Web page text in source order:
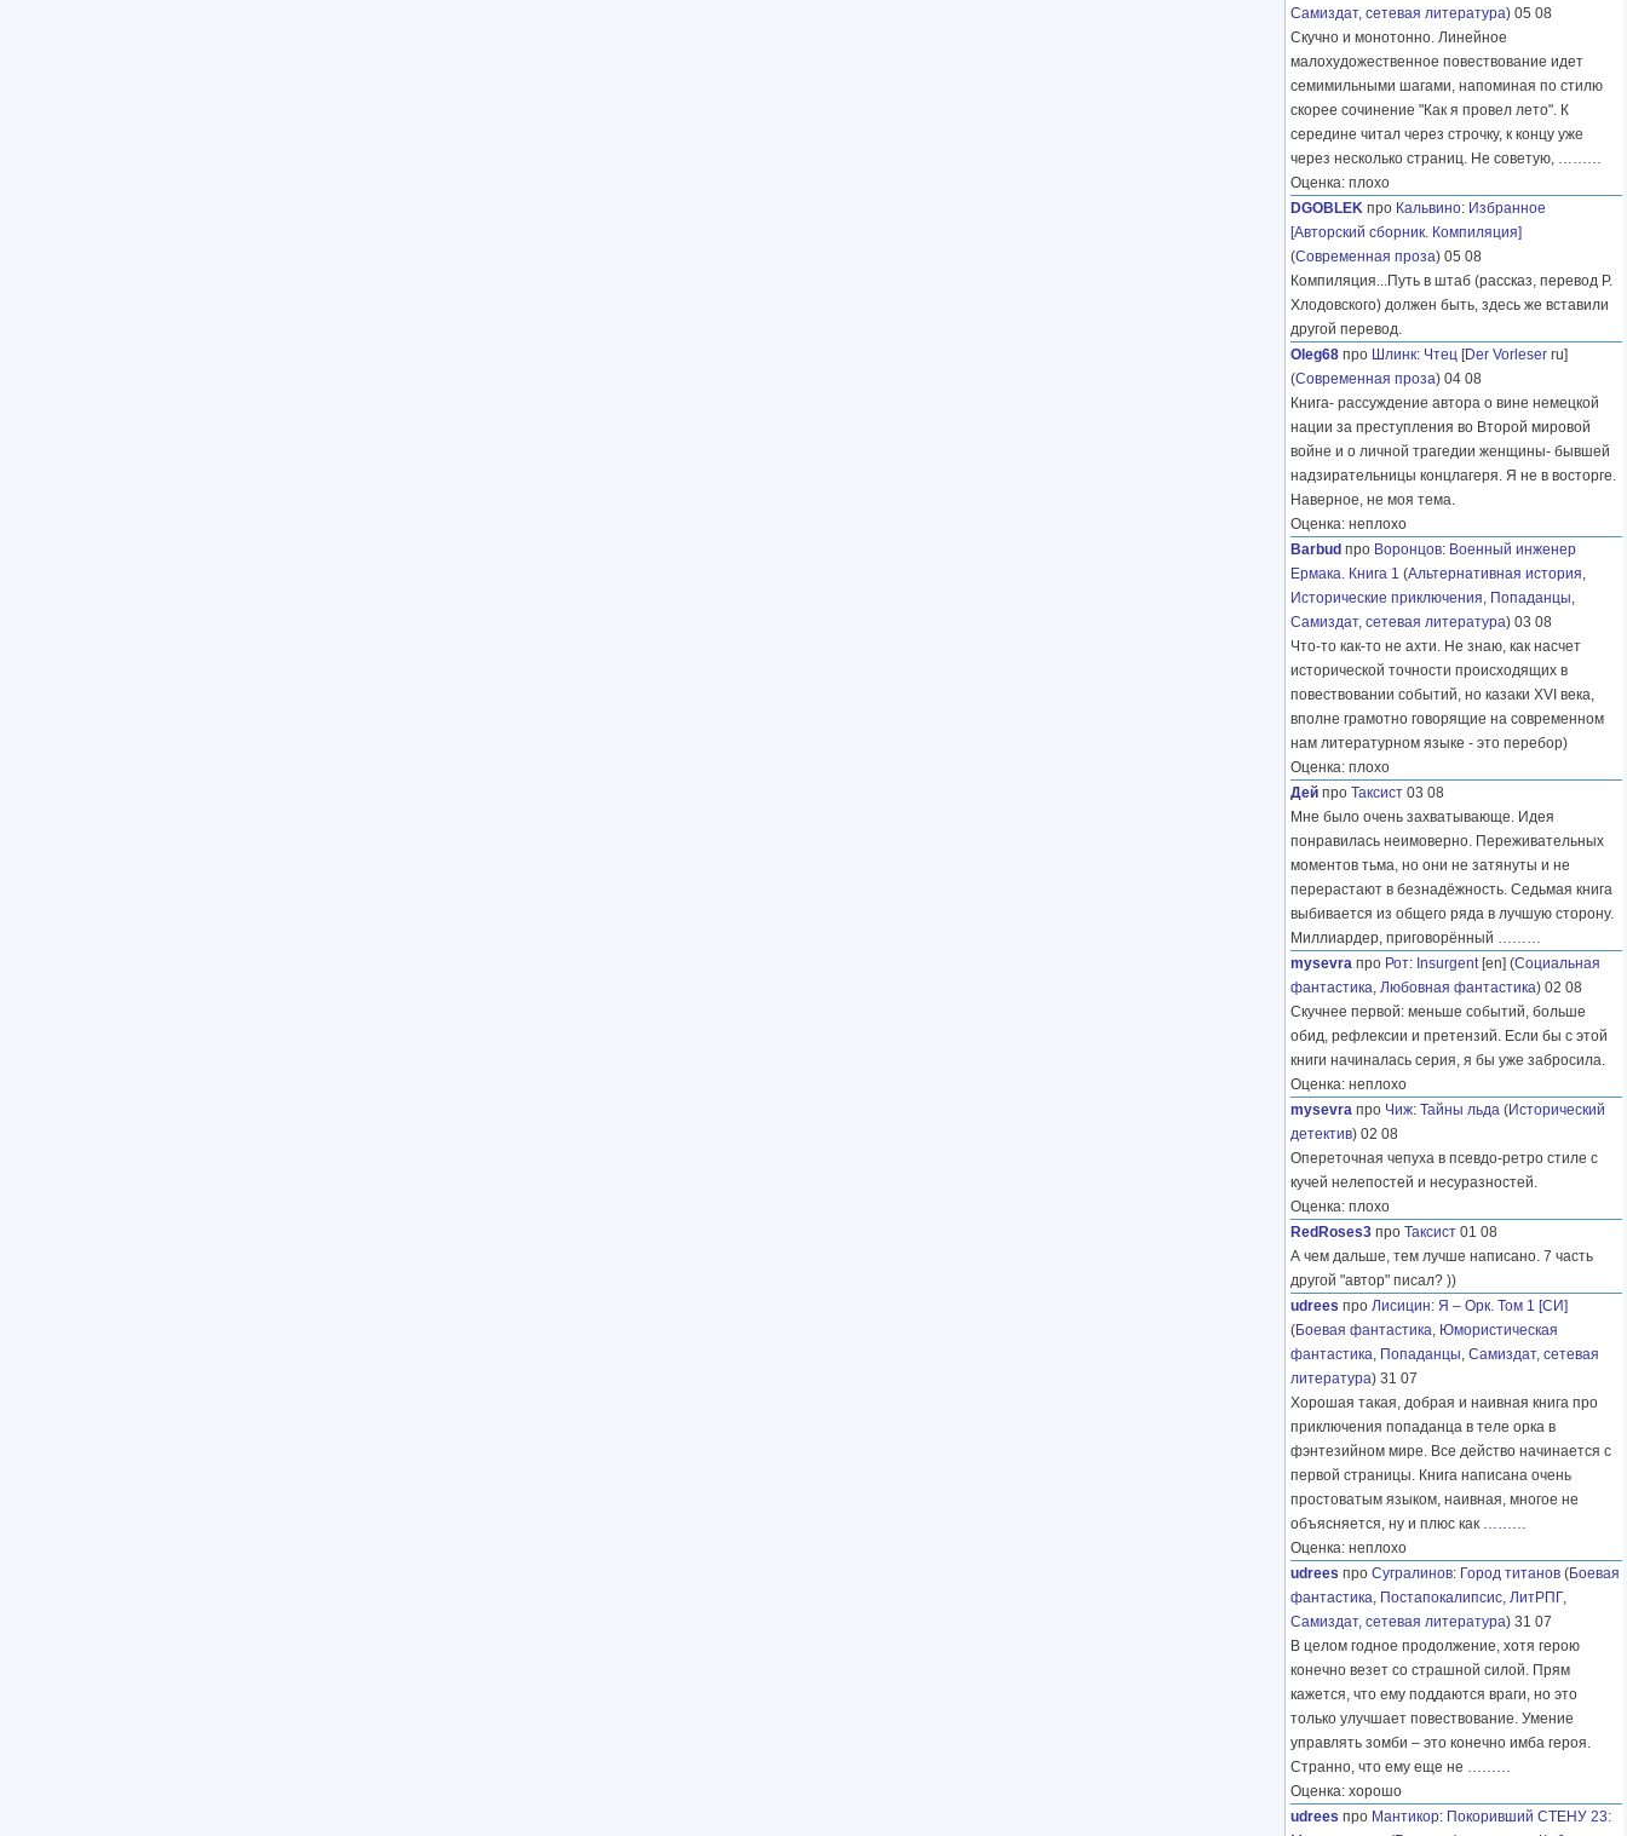
Самиздат, сетевая литература) 05 08
Скучно и монотонно. Линейное
малохудожественное повествование идет
семимильными шагами, напоминая по стилю
скорее сочинение "Как я провел лето". К
середине читал через строчку, к концу уже
через несколько страниц. Не советую, ………
Оценка: плохо
DGOBLEK про Кальвино: Избранное
[Авторский сборник. Компиляция]
(Современная проза) 05 08
Компиляция...Путь в штаб (рассказ, перевод Р.
Хлодовского) должен быть, здесь же вставили
другой перевод.
Oleg68 про Шлинк: Чтец [Der Vorleser ru]
(Современная проза) 04 08
Книга- рассуждение автора о вине немецкой
нации за преступления во Второй мировой
войне и о личной трагедии женщины- бывшей
надзирательницы концлагеря. Я не в восторге.
Наверное, не моя тема.
Оценка: неплохо
Barbud про Воронцов: Военный инженер
Ермака. Книга 1 (Альтернативная история,
Исторические приключения, Попаданцы,
Самиздат, сетевая литература) 03 08
Что-то как-то не ахти. Не знаю, как насчет
исторической точности происходящих в
повествовании событий, но казаки XVI века,
вполне грамотно говорящие на современном
нам литературном языке - это перебор)
Оценка: плохо
Дей про Таксист 03 08
Мне было очень захватывающе. Идея
понравилась неимоверно. Переживательных
моментов тьма, но они не затянуты и не
перерастают в безнадёжность. Седьмая книга
выбивается из общего ряда в лучшую сторону.
Миллиардер, приговорённый ………
mysevra про Рот: Insurgent[en] (Социальная
фантастика, Любовная фантастика) 02 08
Скучнее первой: меньше событий, больше
обид, рефлексии и претензий. Если бы с этой
книги начиналась серия, я бы уже забросила.
Оценка: неплохо
mysevra про Чиж: Тайны льда (Исторический
детектив) 02 08
Опереточная чепуха в псевдо-ретро стиле с
кучей нелепостей и несуразностей.
Оценка: плохо
RedRoses3 про Таксист 01 08
А чем дальше, тем лучше написано. 7 часть
другой "автор" писал? ))
udrees про Лисицин: Я – Орк. Том 1 [СИ]
(Боевая фантастика, Юмористическая
фантастика, Попаданцы, Самиздат, сетевая
литература) 31 07
Хорошая такая, добрая и наивная книга про
приключения попаданца в теле орка в
фэнтезийном мире. Все действо начинается с
первой страницы. Книга написана очень
простоватым языком, наивная, многое не
объясняется, ну и плюс как ………
Оценка: неплохо
udrees про Сугралинов: Город титанов (Боевая
фантастика, Постапокалипсис, ЛитРПГ,
Самиздат, сетевая литература) 31 07
В целом годное продолжение, хотя герою
конечно везет со страшной силой. Прям
кажется, что ему поддаются враги, но это
только улучшает повествование. Умение
управлять зомби – это конечно имба героя.
Странно, что ему еще не ………
Оценка: хорошо
udrees про Мантикор: Покоривший СТЕНУ 23: